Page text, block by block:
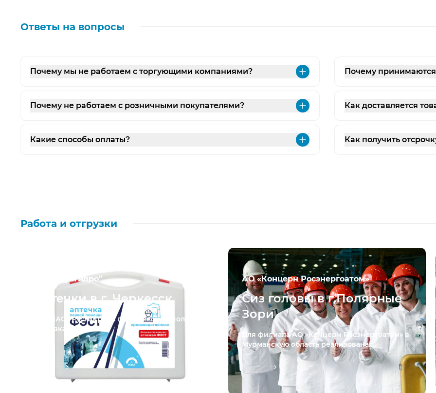
Ответы на вопросы
Почему мы не работаем с торгующими компаниями? РазвернутьПочему принимаются
Почему не работаем с розничными покупателями? РазвернутьКак доставляется
Какие способы оплаты? Развернуть
Как получить
Работа и отгрузки
ПАО "РусГидро"
Аптечки в г. Черкесск
Для ПАО "РусГидро" в г. Черкесск выполнена
отгрузка...
АО «Концерн Росэнергоатом»
Сиз головы в г.Полярные
Зори
Для филиала АО «Концерн Росэнергоатом» в
Мурманскую область реализована...